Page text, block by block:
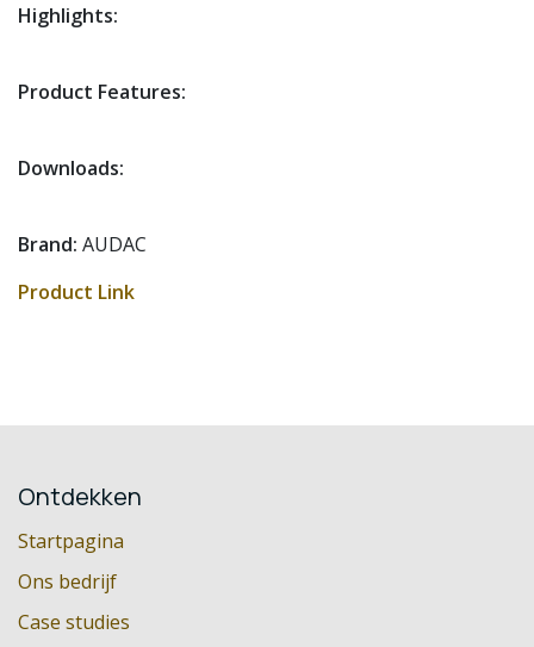
Highlights:
Product Features:
Downloads:
Brand: AUDAC
Product Link
Ontdekken
Startpagina
Ons bedrijf
Case studies